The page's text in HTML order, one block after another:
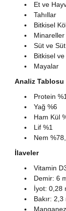
Et ve
Tahıllar
Bitkisel
Minareller
Süt ve
Bitkisel
Mayalar
Analiz Tablosu
Protein
Yağ %6
Ham Kül
Lif %1
Nem
İlaveler
Vitamin
Demir: 6
İyot: 0,28
Bakır: 2,3